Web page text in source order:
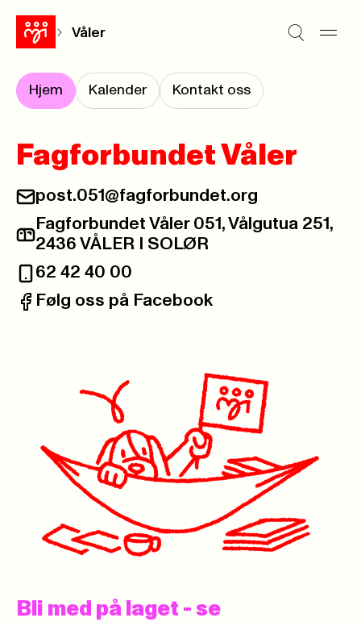
Våler
Hjem Kalender Kontakt oss
Fagforbundet Våler
E-post:
post.051@fagforbundet.org
Postadresse:
Fagforbundet Våler 051, Vålgutua 251,
2436 VÅLER I SOLØR
Telefon:
62 42 40 00
Facebook:
Følg oss på Facebook
Bli med på laget - se